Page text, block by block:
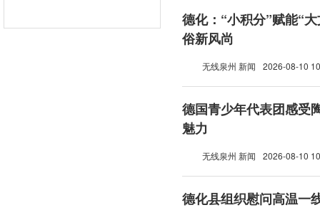
德化：“小积分”赋能“
俗新风尚
无线泉州 新闻 2026-08-10
德国青少年代表团感受
魅力
无线泉州 新闻 2026-08-10
德化县组织慰问高温一